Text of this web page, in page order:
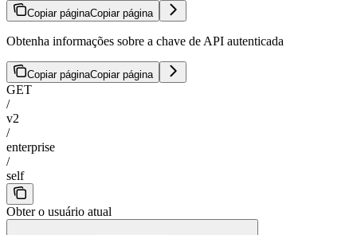
Copiar páginaCopiar página
Obtenha informações sobre a chave de API autenticada
Copiar páginaCopiar página
GET
/
v2
/
enterprise
/
self
Obter o usuário atual